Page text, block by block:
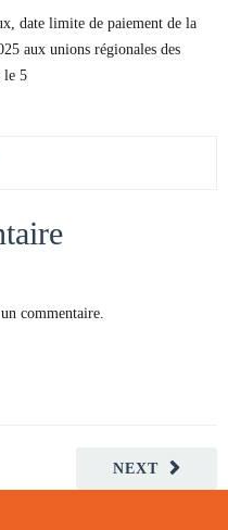
date limite de paiement de la
aux unions régionales des
le 5
commentaire.
NEXT